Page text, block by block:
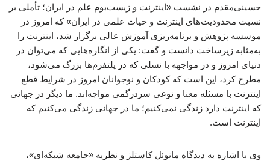
حسینی‌مقدم در نشست «اینترنت و زیست‌بوم علم در ایران؛ تأملی بر
نسبت محدودیت‌های اینترنت و حیات علمی در ایران» که امروز در
مؤسسه پژوهش و برنامه‌ریزی آموزش عالی برگزار شد، اینترنت را
به‌مثابه زیرساخت دانست و گفت: یکی از انگاره‌هایی که می‌توان در
دنیای امروز و در مواجهه با نسلی که در پلتفرم‌ها بزرگ می‌شود،
مطرح کرد، این است که کودکان و نوجوانان امروز در شرایط قطع
اینترنت با مسئله معنا و نوعی سردرگمی مواجه‌اند. ما دیگر در جهانی
که اینترنت دارد زندگی نمی‌کنیم؛ ما در جهانی زندگی می‌کنیم که
اینترنت است.
وی با اشاره به دیدگاه مانوئل کاستلز و نظریه «جامعه شبکه‌ای»،